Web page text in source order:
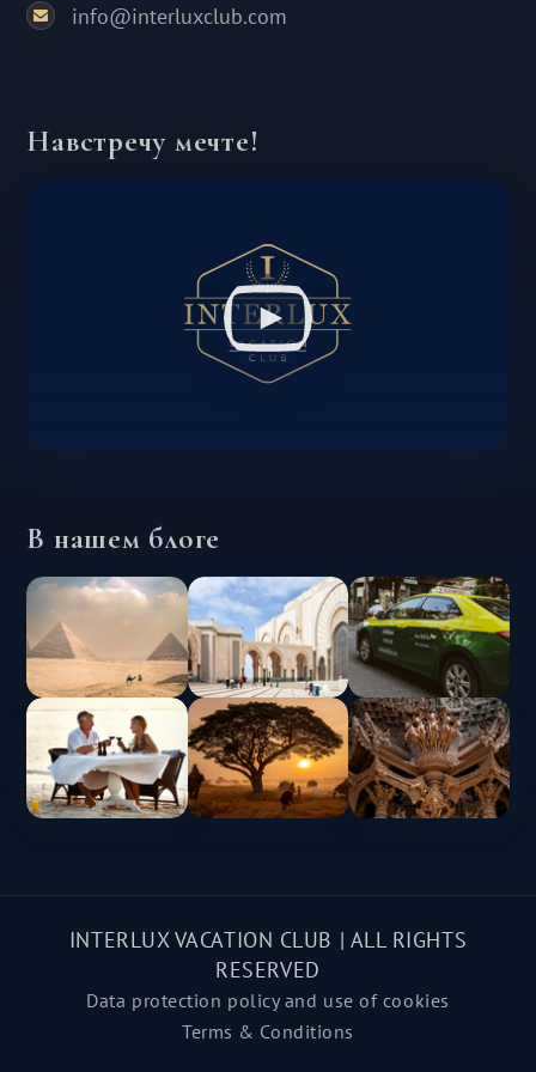
info@interluxclub.com
Навстречу мечте!
В нашем блоге
INTERLUX VACATION CLUB | ALL RIGHTS
RESERVED
Data protection policy and use of cookies
Terms & Conditions